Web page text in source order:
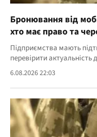
Бронювання від
хто має право та
Підприємства мають
перевірити актуальність
6.08.2026 22:03